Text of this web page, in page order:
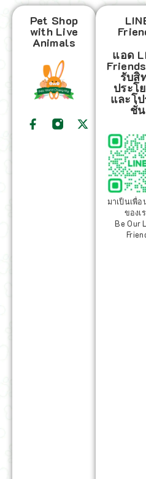
Pet Shop
with Live
Animals
แอด
รับสิ
ประโ
และโ
ชั่น
มาเป็นเพื่อ
ของเ
Be Our